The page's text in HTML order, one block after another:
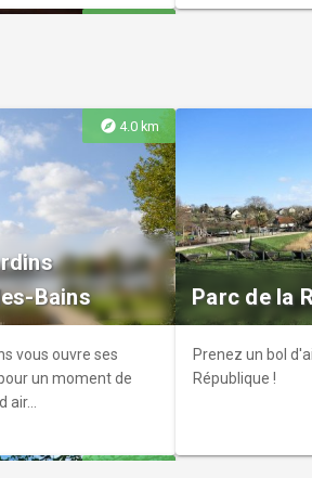
c'est 4 activités
aux portes de Paris
débutants de la
pratique régulière
explore 4.0 km
Bains
vous ouvre ses
un moment de
air…
Parc de la
Prenez un bol
République !